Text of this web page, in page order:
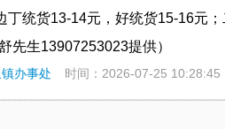
丁统货13-14元，好统货15-16元
先生13907253023提供）
办事处 时间：2026-07-25 10:28:45